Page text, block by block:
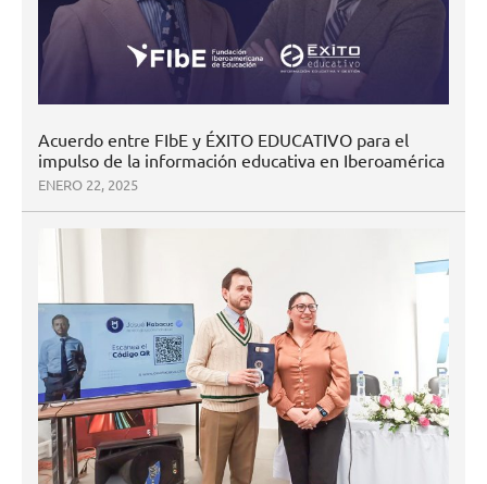
Acuerdo entre FIbE y ÉXITO EDUCATIVO para el
impulso de la información educativa en Iberoamérica
ENERO 22, 2025